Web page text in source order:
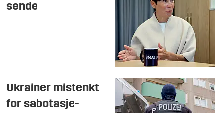
sende
Ukrainer mistenkt
for sabotasje-